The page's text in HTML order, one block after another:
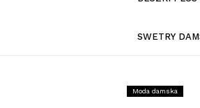
SWETRY
Moda damska